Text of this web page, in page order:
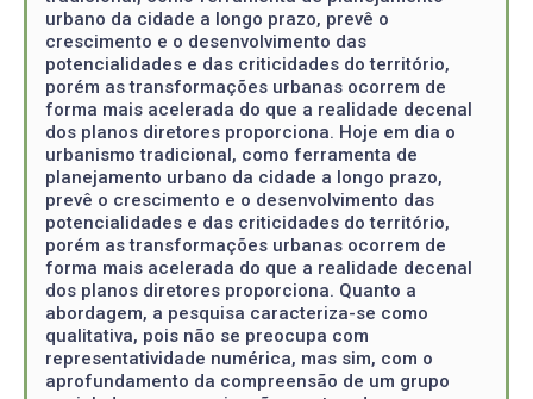
urbano da cidade a longo prazo, prevê o
crescimento e o desenvolvimento das
potencialidades e das criticidades do território,
porém as transformações urbanas ocorrem de
forma mais acelerada do que a realidade decenal
dos planos diretores proporciona. Hoje em dia o
urbanismo tradicional, como ferramenta de
planejamento urbano da cidade a longo prazo,
prevê o crescimento e o desenvolvimento das
potencialidades e das criticidades do território,
porém as transformações urbanas ocorrem de
forma mais acelerada do que a realidade decenal
dos planos diretores proporciona. Quanto a
abordagem, a pesquisa caracteriza-se como
qualitativa, pois não se preocupa com
representatividade numérica, mas sim, com o
aprofundamento da compreensão de um grupo